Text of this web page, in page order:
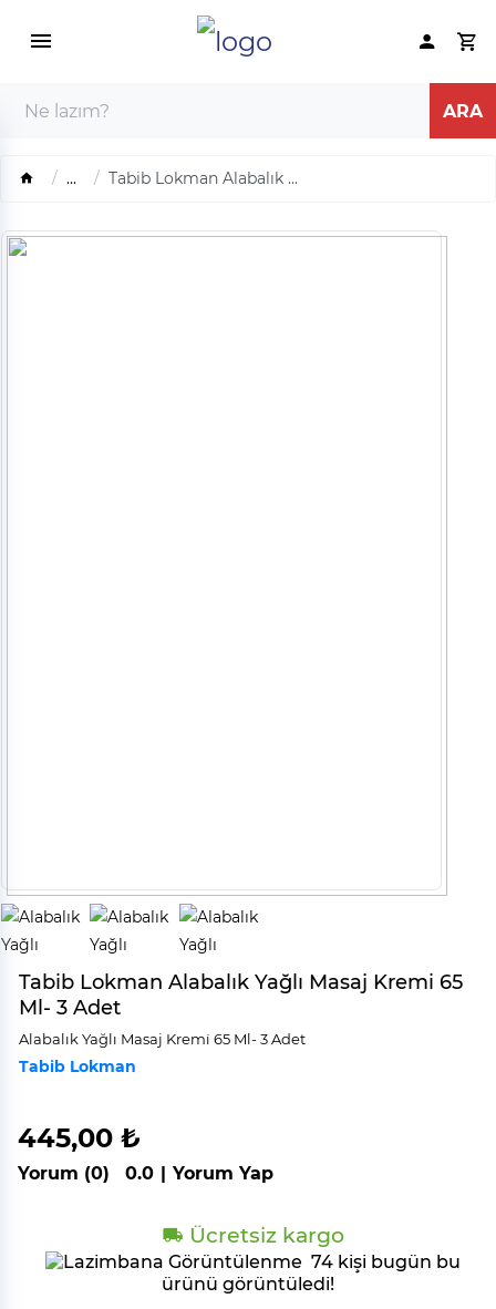
... Tabib Lokman Alabalık ...
Tabib Lokman Alabalık Yağlı Masaj Kremi 65
Ml- 3 Adet
Alabalık Yağlı Masaj Kremi̇ 65 Ml- 3 Adet
Tabib Lokman
445,00 ₺
Yorum (0) 0.0 | Yorum Yap
Ücretsiz kargo
74 kişi bugün bu
ürünü görüntüledi!